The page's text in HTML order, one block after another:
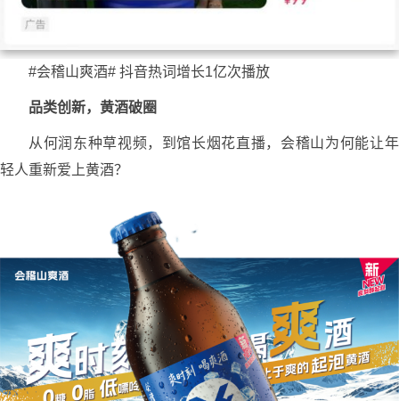
#会稽山爽酒# 抖音热词增长1亿次播放
品类创新，黄酒破圈
从何润东种草视频，到馆长烟花直播，会稽山为何能让年
轻人重新爱上黄酒？